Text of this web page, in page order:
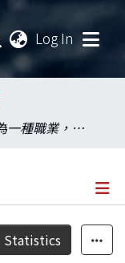
Log In
私校董事作為一種職業，還是私人興學的執事者？／第六五九號解釋
Statistics